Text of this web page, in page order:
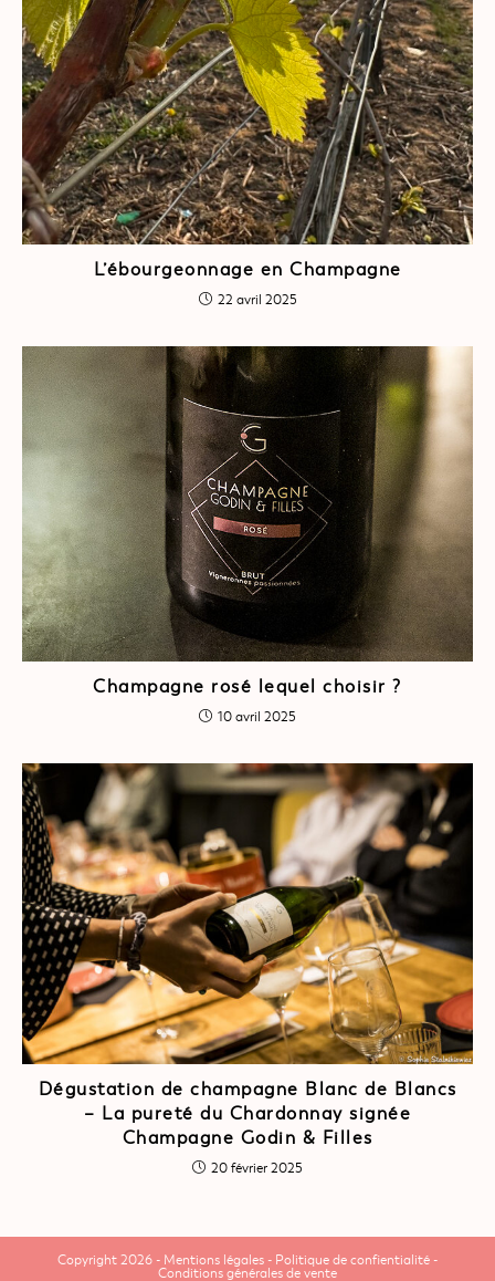
L’ébourgeonnage en Champagne
22 avril 2025
Champagne rosé lequel choisir ?
10 avril 2025
Dégustation de champagne Blanc de Blancs
– La pureté du Chardonnay signée
Champagne Godin & Filles
20 février 2025
Copyright 2026 - Mentions légales - Politique de confientialité -
Conditions générales de vente